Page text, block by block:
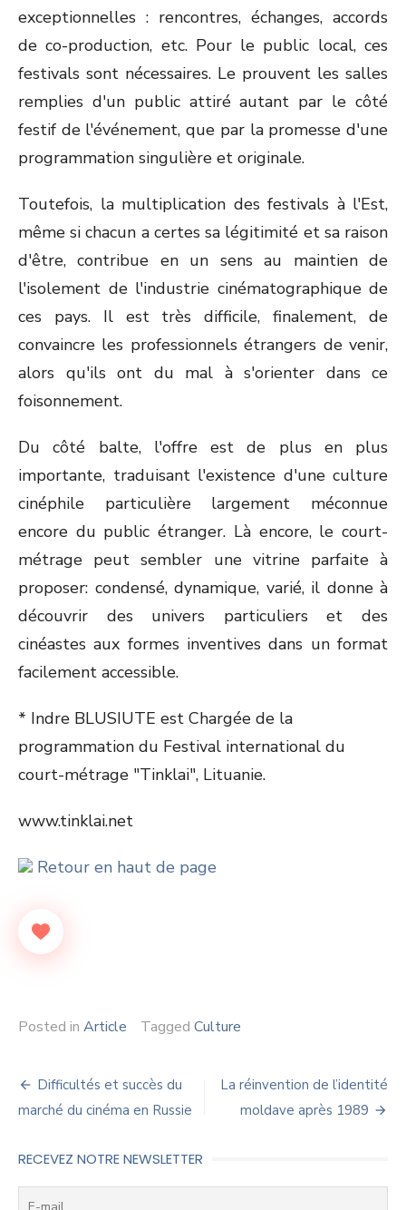
exceptionnelles : rencontres, échanges, accords
de co-production, etc. Pour le public local, ces
festivals sont nécessaires. Le prouvent les salles
remplies d'un public attiré autant par le côté
festif de l'événement, que par la promesse d'une
programmation singulière et originale.
Toutefois, la multiplication des festivals à l'Est,
même si chacun a certes sa légitimité et sa raison
d'être, contribue en un sens au maintien de
l'isolement de l'industrie cinématographique de
ces pays. Il est très difficile, finalement, de
convaincre les professionnels étrangers de venir,
alors qu'ils ont du mal à s'orienter dans ce
foisonnement.
Du côté balte, l'offre est de plus en plus
importante, traduisant l'existence d'une culture
cinéphile particulière largement méconnue
encore du public étranger. Là encore, le court-
métrage peut sembler une vitrine parfaite à
proposer: condensé, dynamique, varié, il donne à
découvrir des univers particuliers et des
cinéastes aux formes inventives dans un format
facilement accessible.
* Indre BLUSIUTE est Chargée de la
programmation du Festival international du
court-métrage "Tinklai", Lituanie.
www.tinklai.net
Retour en haut de page
Posted in Article Tagged Culture
Navigation
de
l’article
Difficultés et succès du
marché du cinéma en Russie
La réinvention de l’identité
moldave après 1989
RECEVEZ NOTRE NEWSLETTER